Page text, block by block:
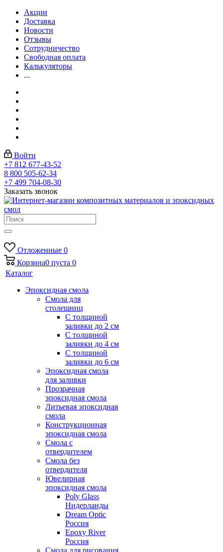
Акции
Доставка
Новости
Отзывы
Сотрудничество
Свободная оплата
Калькуляторы
...
Войти
+7 812 677-43-52
8 800 505-62-34
+7 499 704-08-30
Заказать звонок
Отложенные 0
Корзина0 пуста 0
Каталог
Эпоксидная смола
Смола для
столешниц
С толщиной
заливки до 2 см
С толщиной
заливки до 4 см
С толщиной
заливки до 6 см
Эпоксидная смола
для заливки
Прозрачная
эпоксидная смола
Литьевая эпоксидная
смола
Конструкционная
эпоксидная смола
Смола с
отвердителем
Смола без
отвердителя
Ювелирная
эпоксидная смола
Poly Glass
Нидерланды
Dream Optic
Россия
Epoxy River
Россия
Смола для рисования